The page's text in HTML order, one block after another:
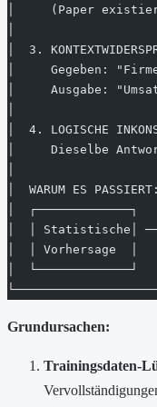
│     (Paper
│  3.
│     Gegeben:
│     Ausgabe:
│  4. LOGISCHE
│     Dieselbe
│  WARUM ES
│
│  │ Statistische│
│  │ Vorhersage
│
Grundursachen:
Trainingsdaten-